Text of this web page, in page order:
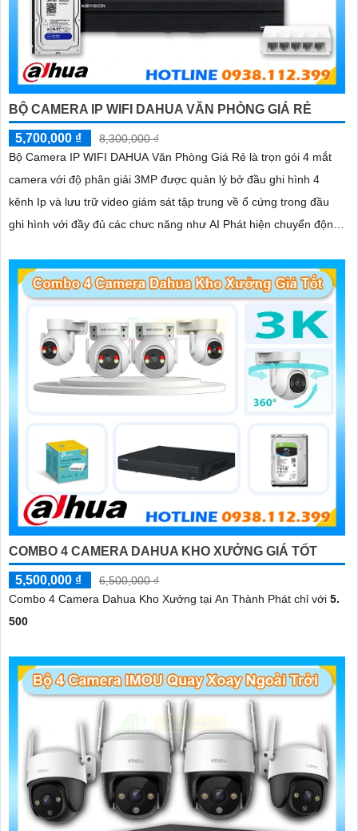
BỘ CAMERA IP WIFI DAHUA VĂN PHÒNG GIÁ RẺ
5,700,000 ₫
8,300,000 ₫
Bộ Camera IP WIFI DAHUA Văn Phòng Giá Rẻ là trọn gói 4 mắt
camera với độ phân giải 3MP được quản lý bở đầu ghi hình 4
kênh Ip và lưu trữ video giám sát tập trung về ổ cứng trong đầu
ghi hình với đầy đủ các chưc năng như AI Phát hiện chuyển động,
COMBO 4 CAMERA DAHUA KHO XƯỞNG GIÁ TỐT
5,500,000 ₫
6,500,000 ₫
Combo 4 Camera Dahua Kho Xưởng tại An Thành Phát chỉ với 5.
500